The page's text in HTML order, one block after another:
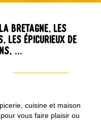
Bretagne, les
les épicurieux de
…
cuisine et maison
vous faire plaisir ou